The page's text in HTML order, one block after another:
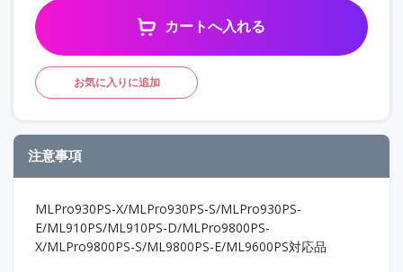
カートへ入れる
お気に入りに追加
注意事項
MLPro930PS-X/MLPro930PS-S/MLPro930PS-
E/ML910PS/ML910PS-D/MLPro9800PS-
X/MLPro9800PS-S/ML9800PS-E/ML9600PS対応品